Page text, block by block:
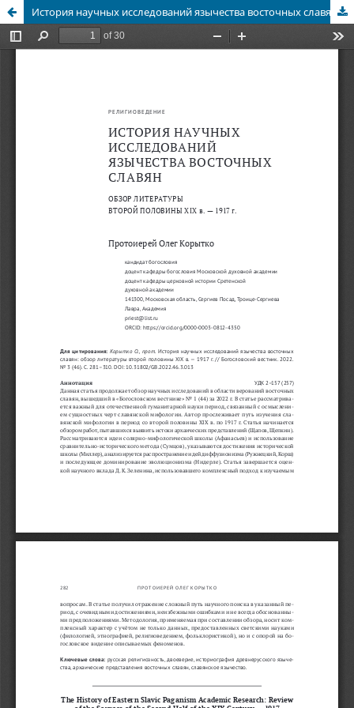
История научных исследований язычества восточных славян: обзор литературы второй половины XIX в. — 1917 г.